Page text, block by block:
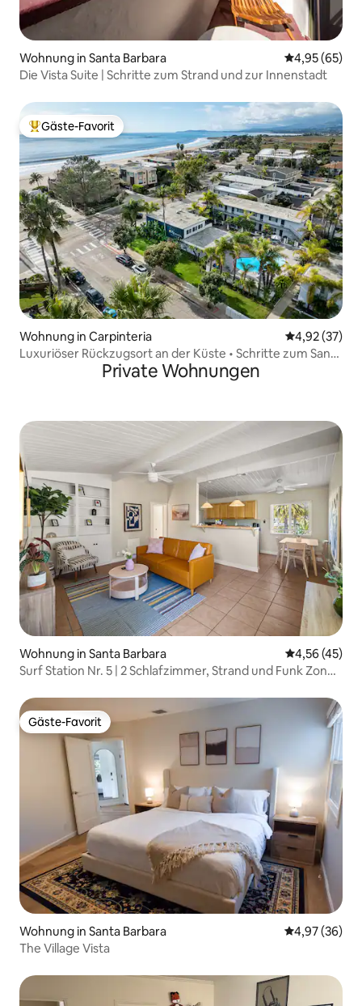
Wohnung in Santa Barbara
4,95 (65)
Die Vista Suite | Schritte zum Strand und zur Innenstadt
Beliebter Gäste-Favorit.
Gäste-Favorit
Wohnung in Carpinteria
4,92 (37)
Luxuriöser Rückzugsort an der Küste • Schritte zum Sand
• Beheizter PoolPrivate Wohnungen
Wohnung in Santa Barbara
4,56 (45)
Surf Station Nr. 5 | 2 Schlafzimmer, Strand und Funk Zone
Gäste-Favorit
Gäste-Favorit
Wohnung in Santa Barbara
4,97 (36)
The Village Vista